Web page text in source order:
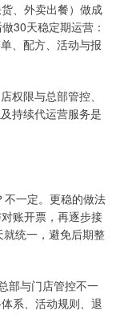
、外卖出餐）做成
30天稳定期运营：
、配方、活动与报
权限与总部管控、
持续代运营服务是
一定。更稳的做法
账开票，再逐步接
统一，避免后期整
部与门店管控不一
系、活动规则、退